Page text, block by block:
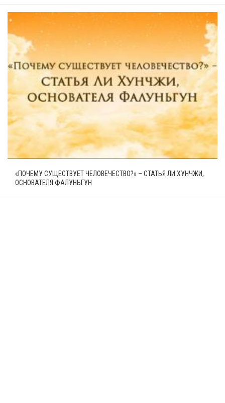
«ПОЧЕМУ СУЩЕСТВУЕТ ЧЕЛОВЕЧЕСТВО?» – СТАТЬЯ ЛИ ХУНЧЖИ,
ОСНОВАТЕЛЯ ФАЛУНЬГУН